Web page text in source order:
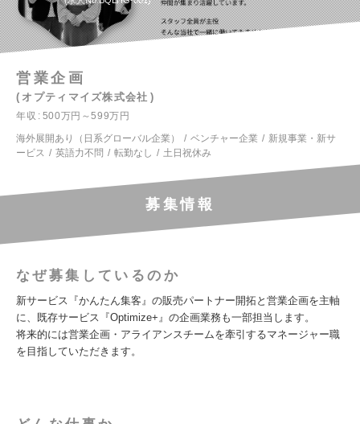
営業企画
オプティマイズ株式会社
年収
500万円～599万円
海外展開あり（日系グローバル企業）
ベンチャー企業
新規事業・新サ
ービス
英語力不問 転勤なし 土日祝休み
募集情報
なぜ募集しているのか
新サービス『かんたん集客』の販売パートナー開拓と営業企画を主軸
に、既存サービス『Optimize+』の企画業務も一部担当します。
将来的には営業企画・アライアンスチームを牽引するマネージャー職
を目指していただきます。